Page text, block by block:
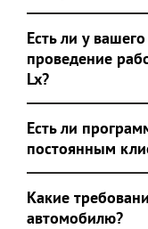
Есть ли у
проведение
Lx?
Есть ли
постоянным
Какие
автомобилю?